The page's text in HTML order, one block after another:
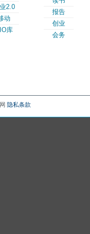
2.0
动
库
报告
创业
会务
隐私条款